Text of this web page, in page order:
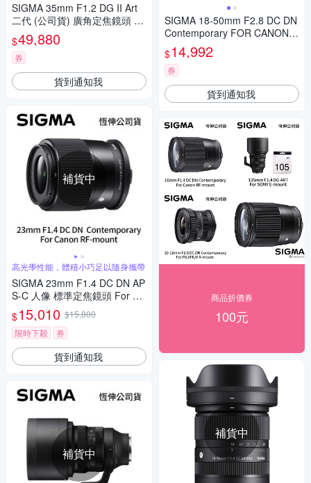
SIGMA 35mm F1.2 DG II Art
二代 (公司貨) 廣角定焦鏡頭 人
像鏡 全片幅無反微單眼鏡頭
$49,880
券
貨到通知我
補貨中
高光學性能，體積小巧足以隨身攜帶
SIGMA 23mm F1.4 DC DN AP
S-C 人像 標準定焦鏡頭 For Ca
non RF-mount (公司貨)
$15,010 $15,800
限時下殺
券
貨到通知我
補貨中
SIGMA 18-50mm F2.8 DC DN
Contemporary FOR CANON
公司貨
$14,992
券
貨到通知我
商品折價券
100元
補貨中